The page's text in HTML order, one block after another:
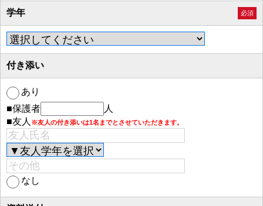
学年 必須
付き添い
あり
■保護者
人
■友人 ※友人の付き添いは1名までとさせていただきます。
なし